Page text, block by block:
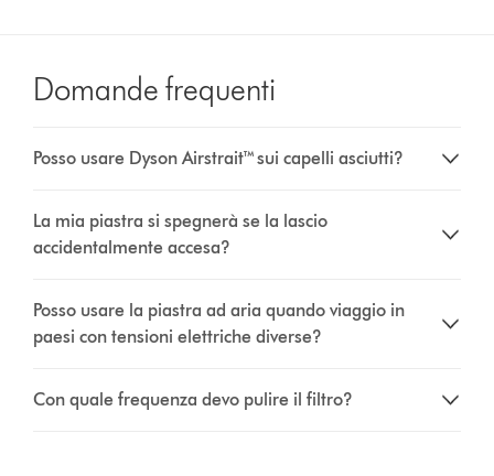
Domande frequenti
Posso usare Dyson Airstrait™ sui capelli asciutti?
La mia piastra si spegnerà se la lascio
accidentalmente accesa?
Posso usare la piastra ad aria quando viaggio in
paesi con tensioni elettriche diverse?
Con quale frequenza devo pulire il filtro?